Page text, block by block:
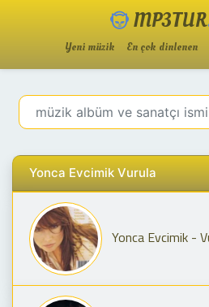
MP3TUR
Yeni müzik En çok dinlenen
Yonca Evcimik Vurula
Yonca Evcimik -